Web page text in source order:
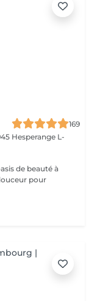
169
Hesperange L-
de beauté à
pour